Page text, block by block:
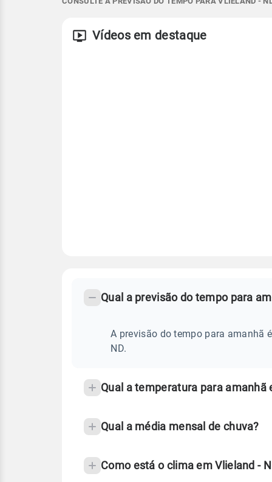
Vídeos em destaque
frequentes
temperatura
Qual a previsão do tempo para
A previsão do tempo para amanhã
ND.
Qual a temperatura para amanhã
Qual a média mensal de chuva?
Como está o clima em Vlieland -